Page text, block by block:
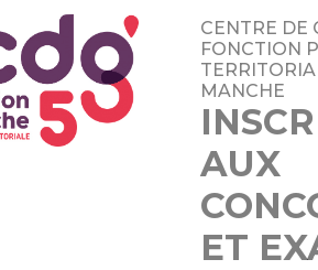
CENTRE DE
FONCTION
MANCHE
AUX
ET